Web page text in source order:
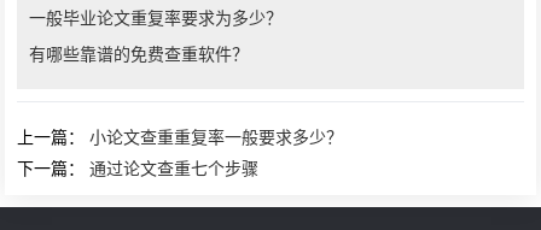
一般毕业论文重复率要求为多少？
有哪些靠谱的免费查重软件？
上一篇：小论文查重重复率一般要求多少？
下一篇：通过论文查重七个步骤